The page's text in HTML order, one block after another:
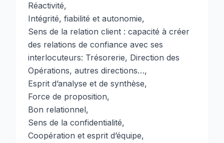
Réactivité,
Intégrité, fiabilité et autonomie,
Sens de la relation client : capacité à créer
des relations de confiance avec ses
interlocuteurs: Trésorerie, Direction des
Opérations, autres directions…,
Esprit d’analyse et de synthèse,
Force de proposition,
Bon relationnel,
Sens de la confidentialité,
Coopération et esprit d’équipe,